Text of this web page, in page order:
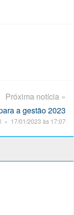
Próxima notícia »
a gestão 2023
» 17/01/2023 às 17:07